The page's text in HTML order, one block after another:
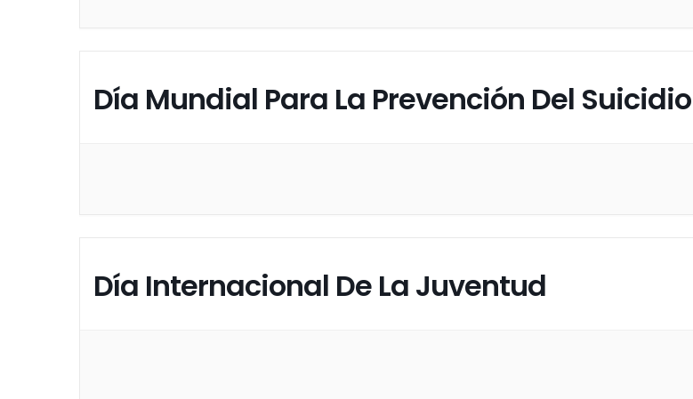
Día Mundial Para La Prevención Del Suicidio
Día Internacional De La Juventud